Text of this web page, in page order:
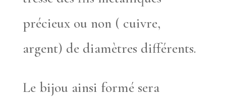
précieux ou non ( cuivre,
argent) de diamètres différents.
Le bijou ainsi formé sera